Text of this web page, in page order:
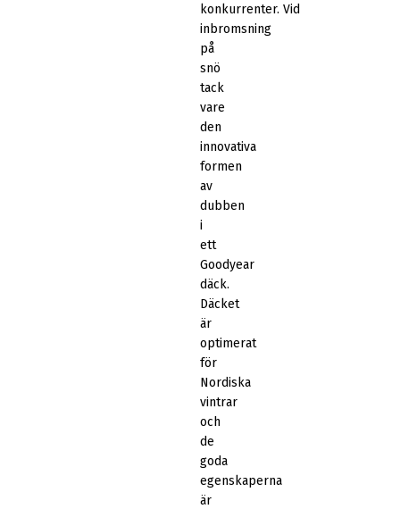
konkurrenter. Vid
inbromsning
på
snö
tack
vare
den
innovativa
formen
av
dubben
i
ett
Goodyear
däck.
Däcket
är
optimerat
för
Nordiska
vintrar
och
de
goda
egenskaperna
är